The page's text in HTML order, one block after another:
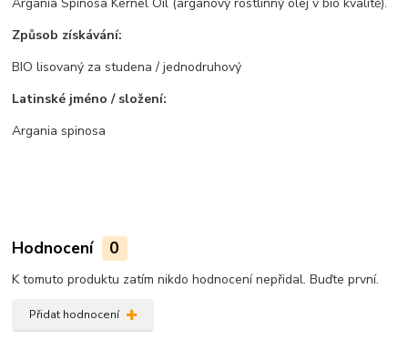
Argania Spinosa Kernel Oil (arganový rostlinný olej v bio kvalitě).
Způsob získávání:
BIO lisovaný za studena / jednodruhový
Latinské jméno / složení:
Argania spinosa
Hodnocení 0
K tomuto produktu zatím nikdo hodnocení nepřidal. Buďte první.
Přidat hodnocení